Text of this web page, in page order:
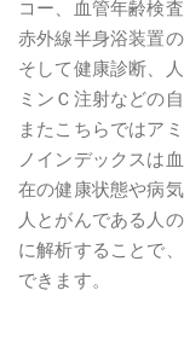
コー、血管年齢検
赤外線半身浴装置
そして健康診断、
ミンＣ注射などの
またこちらではア
ノインデックスは
在の健康状態や病
人とがんである人
に解析することで
できます。